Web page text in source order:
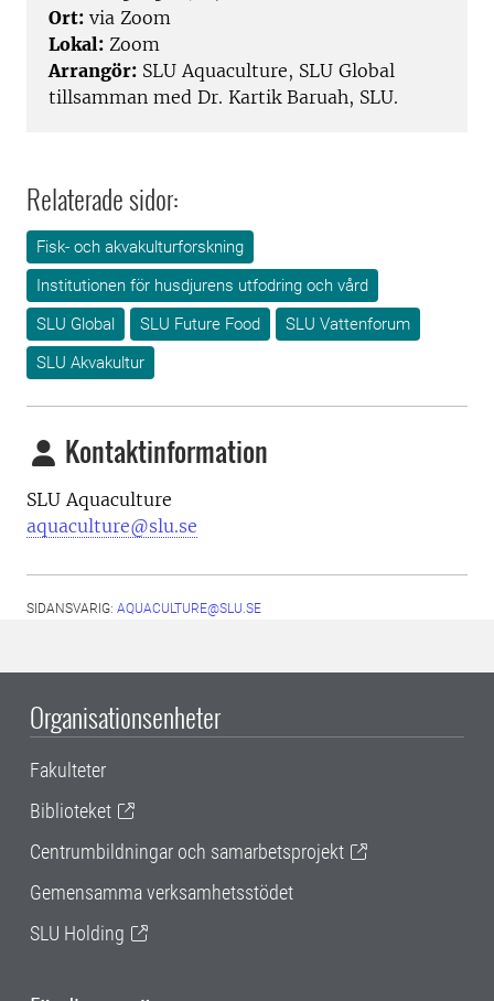
Ort: via Zoom
Lokal: Zoom
Arrangör: SLU Aquaculture, SLU Global
tillsamman med Dr. Kartik Baruah, SLU.
Relaterade sidor:
Fisk- och akvakulturforskning
Institutionen för husdjurens utfodring och vård
SLU Global
SLU Future Food
SLU Vattenforum
SLU Akvakultur
Kontaktinformation
SLU Aquaculture
aquaculture@slu.se
SIDANSVARIG: AQUACULTURE@SLU.SE
Organisationsenheter
Fakulteter
Biblioteket
Centrumbildningar och samarbetsprojekt
Gemensamma verksamhetsstödet
SLU Holding